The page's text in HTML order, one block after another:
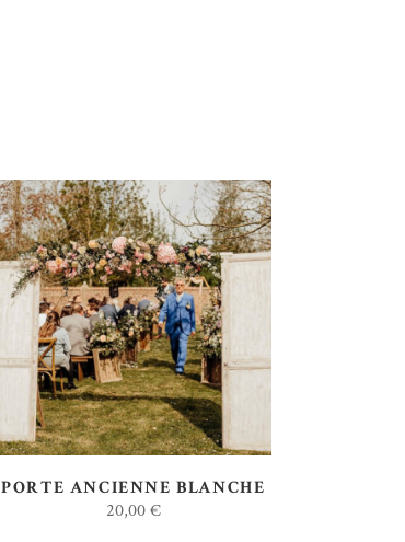
AJOUTER AU DEVIS
PORTE ANCIENNE BLANCHE
20,00€